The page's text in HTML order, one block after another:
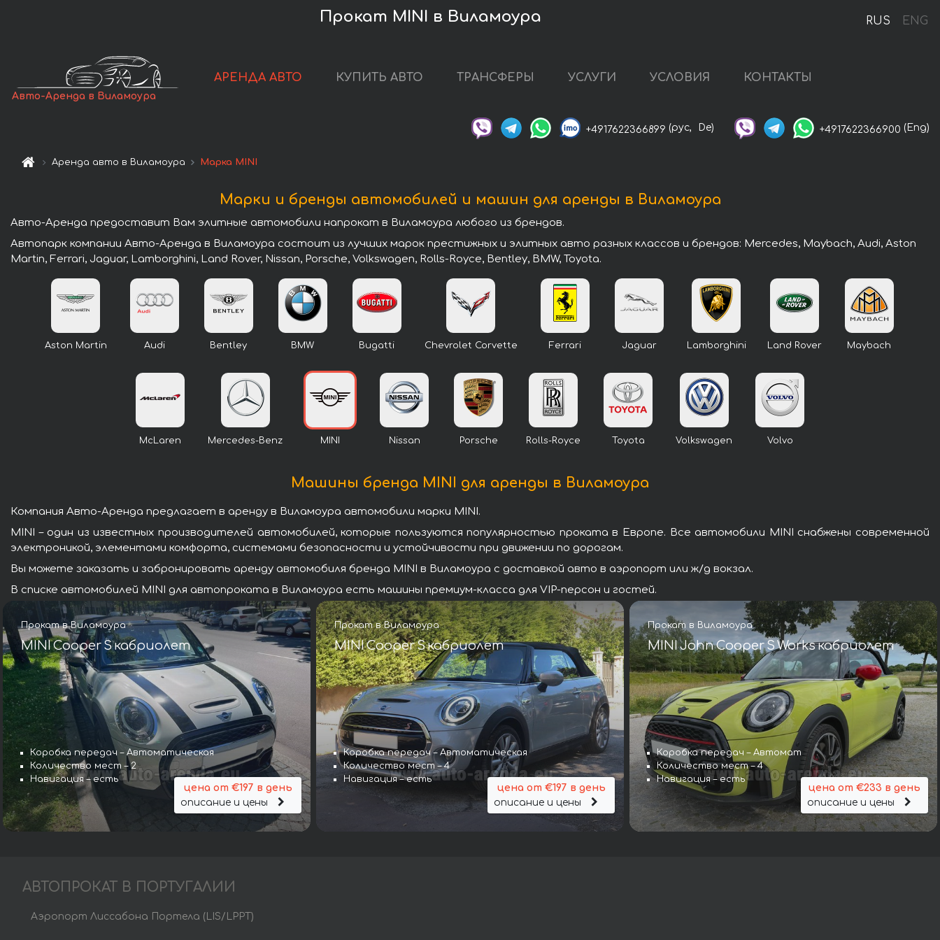
RUS ENG
Прокат MINI в Виламоура
Авто-Аренда в Виламоура
АРЕНДА АВТО КУПИТЬ АВТО ТРАНСФЕРЫ УСЛУГИ УСЛОВИЯ КОНТАКТЫ
+4917622366899 (рус, De) +4917622366900 (Eng)
Аренда авто в Виламоура Марка MINI
Марки и бренды автомобилей и машин для аренды в Виламоура
Авто-Аренда предоставит Вам элитные автомобили напрокат в Виламоура любого из брендов.
Автопарк компании Авто-Аренда в Виламоура состоит из лучших марок престижных и элитных авто разных классов и брендов: Mercedes, Maybach, Audi, Aston
Martin, Ferrari, Jaguar, Lamborghini, Land Rover, Nissan, Porsche, Volkswagen, Rolls-Royce, Bentley, BMW, Toyota.
Aston Martin Audi Bentley BMW Bugatti Chevrolet Corvette Ferrari Jaguar Lamborghini Land Rover Maybach
McLaren Mercedes-Benz MINI Nissan Porsche Rolls-Royce Toyota Volkswagen Volvo
Машины бренда MINI для аренды в Виламоура
Компания Авто-Аренда предлагает в аренду в Виламоура автомобили марки MINI.
MINI – один из известных производителей автомобилей, которые пользуются популярностью проката в Европе. Все автомобили MINI снабжены современной
электроникой, элементами комфорта, системами безопасности и устойчивости при движении по дорогам.
Вы можете заказать и забронировать аренду автомобиля бренда MINI в Виламоура с доставкой авто в аэропорт или ж/д вокзал.
В списке автомобилей MINI для автопроката в Виламоура есть машины премиум-класса для VIP-персон и гостей.
Прокат в Виламоура
MINI Cooper S кабриолет
Коробка передач – Автоматическая
Количество мест – 2
Навигация – есть
цена от €197 в день
описание и цены
Прокат в Виламоура
MINI Cooper S кабриолет
Коробка передач – Автоматическая
Количество мест – 4
Навигация – есть
цена от €197 в день
описание и цены
Прокат в Виламоура
MINI John Cooper S Works кабриолет
Коробка передач – Автомат
Количество мест – 4
Навигация – есть
цена от €233 в день
описание и цены
АВТОПРОКАТ В ПОРТУГАЛИИ
Аэропорт Лиссабона Портела (LIS/LPPT)